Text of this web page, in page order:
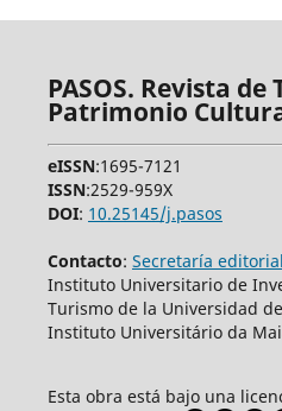
PASOS. Revista
Patrimonio
eISSN:1695-7121
ISSN:2529-959X
DOI: 10.25145/j.pasos
Contacto: Secretaría
Instituto Universitario de
Turismo de la Universidad
Instituto Universitário da
Esta obra está bajo una